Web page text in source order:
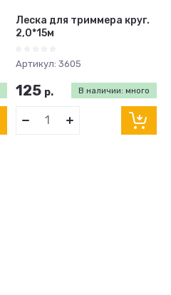
Леска для триммера круг.
2,0*15м
Артикул: 3605
В наличии: много
125 р.